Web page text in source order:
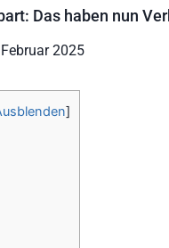
Das haben nun
2025
]